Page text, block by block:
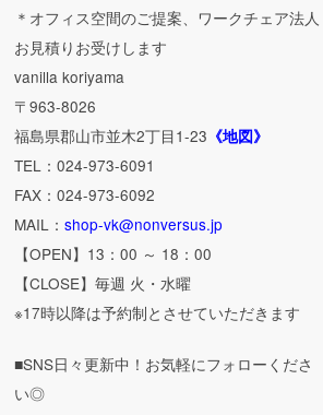
＊オフィス空間のご提案、ワークチェア法人
お見積りお受けします
vanilla koriyama
〒963-8026
福島県郡山市並木2丁目1-23 《地図》
TEL：024-973-6091
FAX：024-973-6092
MAIL：shop-vk@nonversus.jp
【OPEN】13：00 ～ 18：00
【CLOSE】毎週 火・水曜
※17時以降は予約制とさせていただきます
■SNS日々更新中！お気軽にフォローくださ
い◎